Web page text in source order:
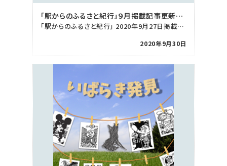
「駅からのふるさと紀行」９月掲載記事更新しました
「駅からのふるさと紀行」 2020年9月27日掲載記事を更新致しました。 ぜひご覧下さい！
2020年9月30日